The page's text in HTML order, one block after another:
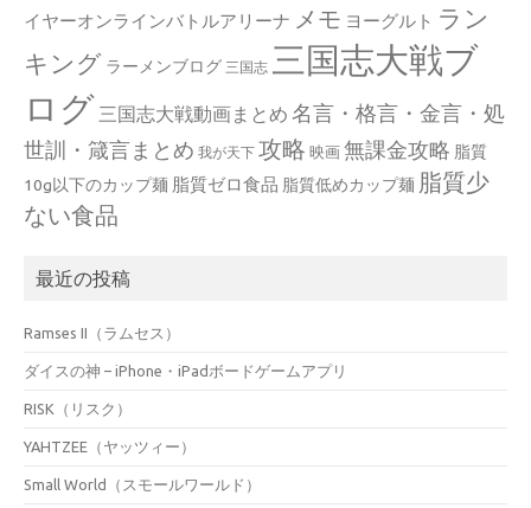
イヤーオンラインバトルアリーナ メモ ヨーグルト ラン
キング ラーメンブログ 三国志 三国志大戦ブ
ログ 三国志大戦動画まとめ 名言・格言・金言・処
世訓・箴言まとめ 我が天下 攻略 映画 無課金攻略 脂質
10g以下のカップ麺 脂質ゼロ食品 脂質低めカップ麺 脂質少
ない食品
最近の投稿
Ramses II（ラムセス）
ダイスの神 – iPhone・iPadボードゲームアプリ
RISK（リスク）
YAHTZEE（ヤッツィー）
Small World（スモールワールド）